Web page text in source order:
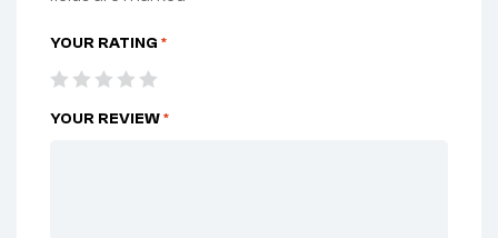
YOUR RATING *
YOUR REVIEW*